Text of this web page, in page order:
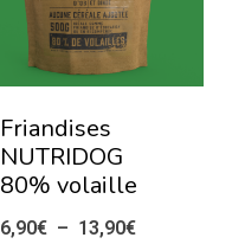
Friandises
NUTRIDOG
80% volaille
6,90€ – 13,90€Plage